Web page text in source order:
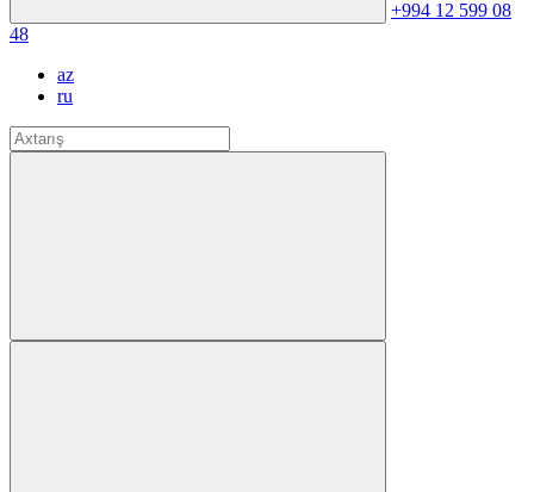
+994 12 599 08
48
az
ru